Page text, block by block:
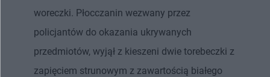
woreczki. Płocczanin wezwany przez
policjantów do okazania ukrywanych
przedmiotów, wyjął z kieszeni dwie torebeczki z
zapięciem strunowym z zawartością białego